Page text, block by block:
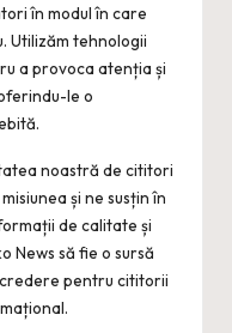
în modul în care
Utilizăm tehnologii
a provoca atenția și
le o
noastră de cititori
și ne susțin în
de calitate și
News să fie o sursă
pentru cititorii